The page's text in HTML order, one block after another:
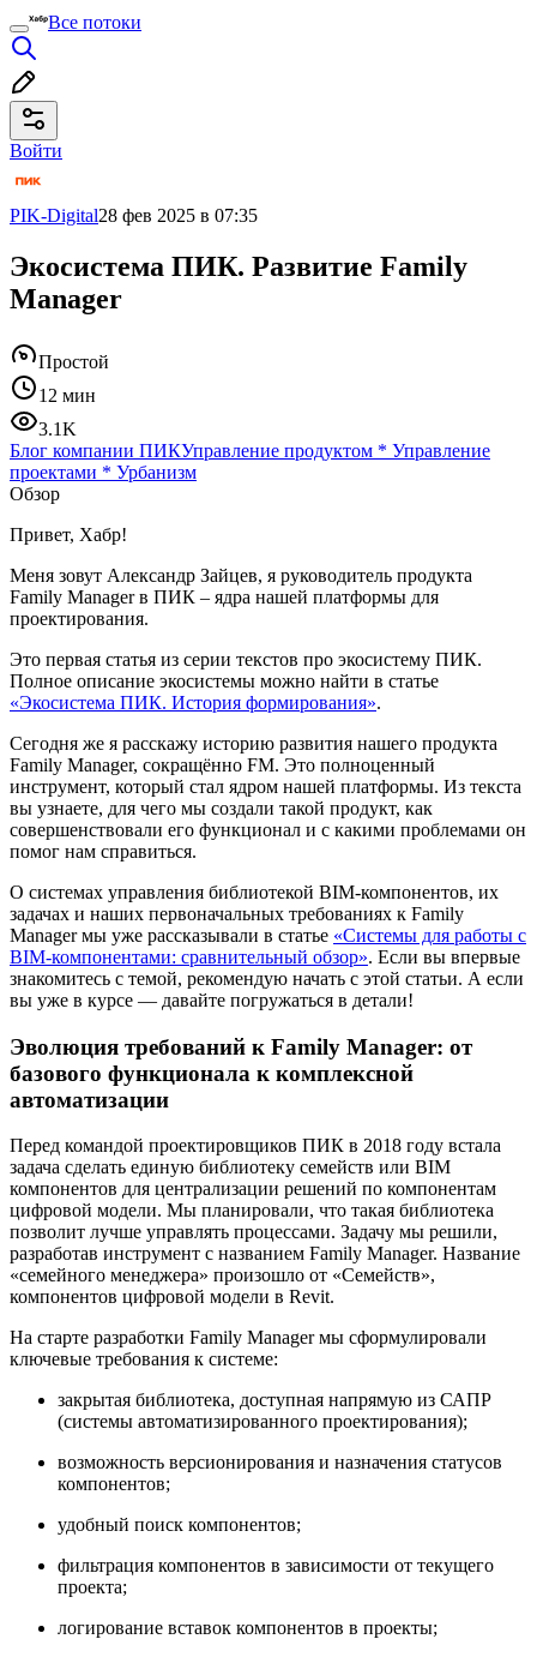
Все потоки
Войти
PIK-Digital28 фев 2025 в 07:35
Экосистема ПИК. Развитие Family
Manager
Простой
12 мин
3.1K
Блог компании ПИКУправление продуктом * Управление
проектами * Урбанизм
Обзор
Привет, Хабр!
Меня зовут Александр Зайцев, я руководитель продукта
Family Manager в ПИК – ядра нашей платформы для
проектирования.
Это первая статья из серии текстов про экосистему ПИК.
Полное описание экосистемы можно найти в статье
«Экосистема ПИК. История формирования».
Сегодня же я расскажу историю развития нашего продукта
Family Manager, сокращённо FM. Это полноценный
инструмент, который стал ядром нашей платформы. Из текста
вы узнаете, для чего мы создали такой продукт, как
совершенствовали его функционал и с какими проблемами он
помог нам справиться.
О системах управления библиотекой BIM-компонентов, их
задачах и наших первоначальных требованиях к Family
Manager мы уже рассказывали в статье «Системы для работы с
BIM-компонентами: сравнительный обзор». Если вы впервые
знакомитесь с темой, рекомендую начать с этой статьи. А если
вы уже в курсе — давайте погружаться в детали!
Эволюция требований к Family Manager: от
базового функционала к комплексной
автоматизации
Перед командой проектировщиков ПИК в 2018 году встала
задача сделать единую библиотеку семейств или BIM
компонентов для централизации решений по компонентам
цифровой модели. Мы планировали, что такая библиотека
позволит лучше управлять процессами. Задачу мы решили,
разработав инструмент с названием Family Manager. Название
«семейного менеджера» произошло от «Семейств»,
компонентов цифровой модели в Revit.
На старте разработки Family Manager мы сформулировали
ключевые требования к системе:
закрытая библиотека, доступная напрямую из САПР
(системы автоматизированного проектирования);
возможность версионирования и назначения статусов
компонентов;
удобный поиск компонентов;
фильтрация компонентов в зависимости от текущего
проекта;
логирование вставок компонентов в проекты;